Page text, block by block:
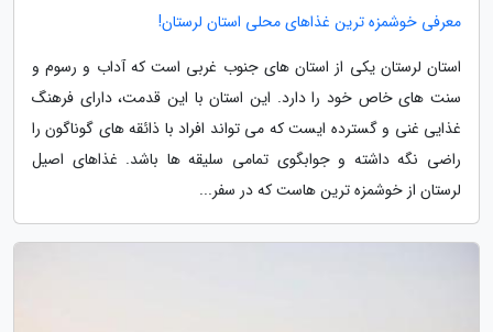
معرفی خوشمزه ترین غذاهای محلی استان لرستان!
استان لرستان یکی از استان های جنوب غربی است که آداب و رسوم و
سنت های خاص خود را دارد. این استان با این قدمت، دارای فرهنگ
غذایی غنی و گسترده ایست که می تواند افراد با ذائقه های گوناگون را
راضی نگه داشته و جوابگوی تمامی سلیقه ها باشد. غذاهای اصیل
لرستان از خوشمزه ترین هاست که در سفر...